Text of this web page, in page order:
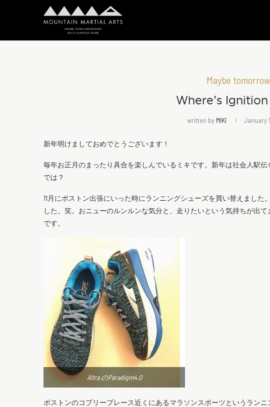
Maybe tomorrow
Where’s
written by MIKI January
新年明けましておめでとうございます！
毎年お正月のまったり具合を楽しんでいるミキです。新年は社会人駅
では？
11月にボストン出張にいった時にランニングシューズを買い替えまし
した。笑。おニューのルンルンな気分と、走りたいという気持ちが出
です。
Altra のParadigm4.0
ボストンのコプリープレース近くにあるマラソンスポーツというラン